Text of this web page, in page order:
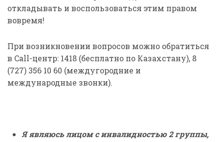
откладывать и воспользоваться этим правом
вовремя!
При возникновении вопросов можно обратиться
в Call-центр: 1418 (бесплатно по Казахстану), 8
(727) 356 10 60 (междугородние и
международные звонки).
Я являюсь лицом с инвалидностью 2 группы,